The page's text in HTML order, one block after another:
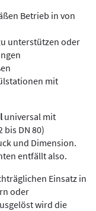
Betrieb in von
unterstützen oder
mit
universal mit
bis DN 80)
und Dimension.
entfällt also.
Einsatz in
oder
wird die